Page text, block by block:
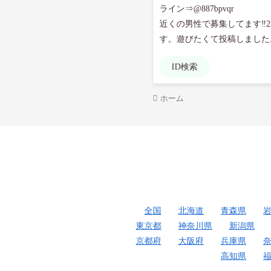
ライン⇒@887bpvqr
近くの男性で募集してます
ID検索
ホーム
全国 北海道 青森県
東京都
神奈川県 新潟県
京都府
大阪府 兵庫県
高知県